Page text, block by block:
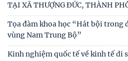
TẠI XÃ THƯỢNG ĐỨC, THÀNH
Tọa đàm khoa học “Hát bội trong
vùng Nam Trung Bộ”
Kinh nghiệm quốc tế về kinh tế di